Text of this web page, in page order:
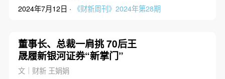
2024年7月12日 · 《财新周刊》2024年第28期
董事长、总裁一肩挑 70后王
晟履新银河证券“新掌门”
文｜财新 王娟娟